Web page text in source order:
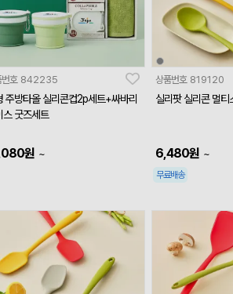
번호 842235
주방타올 실리콘컵2p세트+싸바리
스 굿즈세트
원 ~
상품번호 819120
실리팟 실리콘 멀티
6,480원 ~
무료배송